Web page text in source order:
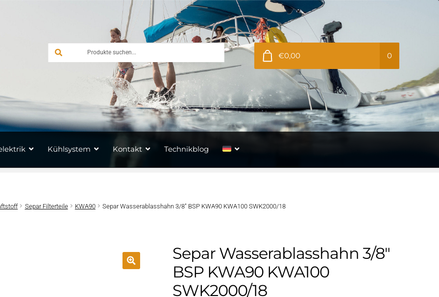
€0,00 0
Kühlsystem Kontakt Technikblog
Separ Filterteile KWA90 Separ Wasserablasshahn 3/8″ BSP KWA90 KWA100 SWK2000/18
Separ Wasserablasshahn 3/8″
BSP KWA90 KWA100
SWK2000/18